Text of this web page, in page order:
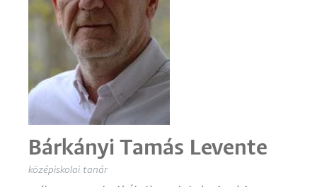
Bárkányi Tamás Levente
középiskolai tanár